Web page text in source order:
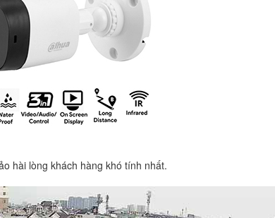
hài lòng khách hàng khó tính nhất.